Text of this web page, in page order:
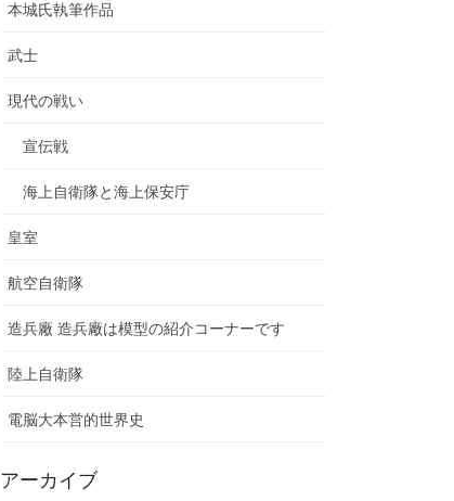
本城氏執筆作品
武士
現代の戦い
宣伝戦
海上自衛隊と海上保安庁
皇室
航空自衛隊
造兵廠 造兵廠は模型の紹介コーナーです
陸上自衛隊
電脳大本営的世界史
アーカイブ